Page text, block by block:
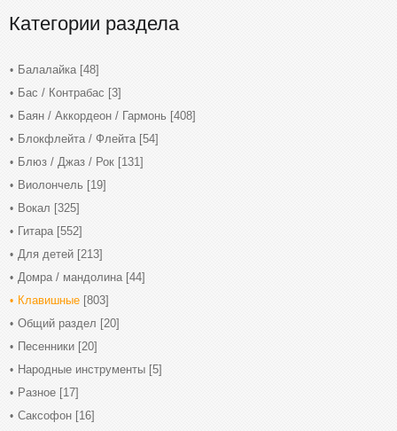
Категории раздела
Балалайка [48]
Бас / Контрабас [3]
Баян / Аккордеон / Гармонь [408]
Блокфлейта / Флейта [54]
Блюз / Джаз / Рок [131]
Виолончель [19]
Вокал [325]
Гитара [552]
Для детей [213]
Домра / мандолина [44]
Клавишные [803]
Общий раздел [20]
Песенники [20]
Народные инструменты [5]
Разное [17]
Саксофон [16]